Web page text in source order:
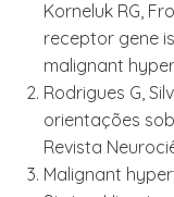
Korneluk RG,
receptor gene
malignant
Rodrigues G,
orientações
Revista
Malignant